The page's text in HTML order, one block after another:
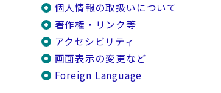
個人情報の取扱いについて
著作権・リンク等
アクセシビリティ
画面表示の変更など
Foreign Language